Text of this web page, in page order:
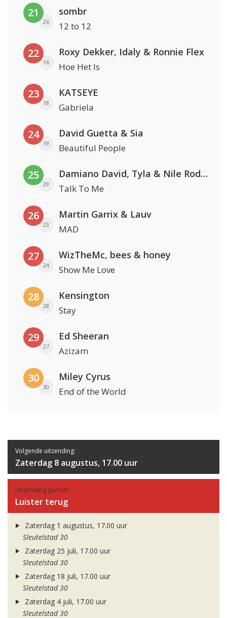
21
26
sombr
12 to 12
22
16
Roxy Dekker, Idaly & Ronnie Flex
Hoe Het Is
23
18
KATSEYE
Gabriela
24
19
David Guetta & Sia
Beautiful People
25
29
Damiano David, Tyla & Nile Rodgers
Talk To Me
26
23
Martin Garrix & Lauv
MAD
27
24
WizTheMc, bees & honey
Show Me Love
28
28
Kensington
Stay
29
27
Ed Sheeran
Azizam
30
30
Miley Cyrus
End of the World
Volgende uitzending:
Zaterdag 8 augustus, 17.00 uur
Uitzending gemist?
Luister terug
Zaterdag 1 augustus, 17.00 uur
Sleutelstad 30
Zaterdag 25 juli, 17.00 uur
Sleutelstad 30
Zaterdag 18 juli, 17.00 uur
Sleutelstad 30
Zaterdag 4 juli, 17.00 uur
Sleutelstad 30